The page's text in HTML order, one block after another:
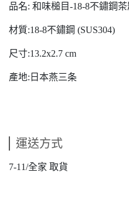
品名: 和味槌目-18-8不鏽鋼茶
材質:18-8不鏽鋼 (SUS304)
尺寸:13.2x2.7 cm
產地:日本燕三条
運送方式
7-11/全家 取貨